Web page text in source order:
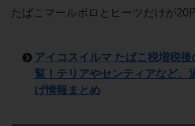
たばこマールボロとヒーツだけが20
アイコスイルマ たばこ税増税
覧！テリアやセンティアなど、
げ情報まとめ